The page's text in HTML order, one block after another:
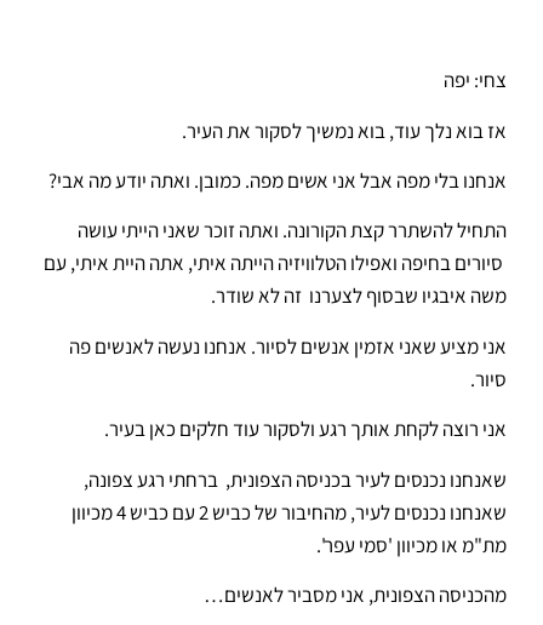
צחי: יפה
אז בוא נלך עוד, בוא נמשיך לסקור את העיר.
אנחנו בלי מפה אבל אני אשים מפה. כמובן. ואתה יודע מה אבי?
התחיל להשתרר קצת הקורונה. ואתה זוכר שאני הייתי עושה
סיורים בחיפה ואפילו הטלוויזיה הייתה איתי, אתה היית איתי, עם
משה איבגיו שבסוף לצערנו זה לא שודר.
אני מציע שאני אזמין אנשים לסיור. אנחנו נעשה לאנשים פה
סיור.
אני רוצה לקחת אותך רגע ולסקור עוד חלקים כאן בעיר.
שאנחנו נכנסים לעיר בכניסה הצפונית, ברחתי רגע צפונה,
שאנחנו נכנסים לעיר, מהחיבור של כביש 2 עם כביש 4 מכיוון
מת"מ או מכיוון 'סמי עפר'.
מהכניסה הצפונית, אני מסביר לאנשים…